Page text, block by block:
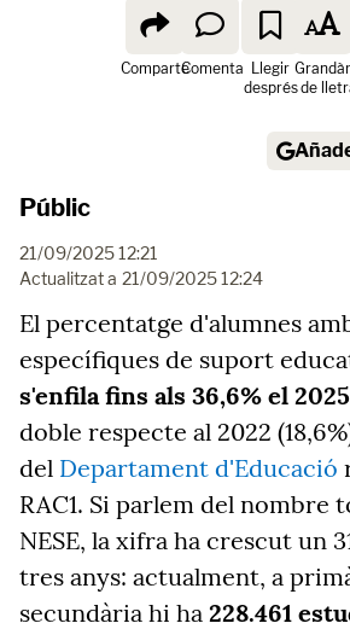
ComparteComenta Llegir
desprésde
Públic
21/09/2025 12:21
Actualitzat a 21/09/2025 12:24
El percentatge d'alumnes
específiques de suport
s'enfila fins als 36,6% el 2025
doble respecte al 2022
del Departament d'Educació
RAC1. Si parlem del nombre
NESE, la xifra ha crescut un
tres anys: actualment, a
secundària hi ha 228.461